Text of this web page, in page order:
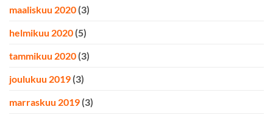
maaliskuu 2020 (3)
helmikuu 2020 (5)
tammikuu 2020 (3)
joulukuu 2019 (3)
marraskuu 2019 (3)